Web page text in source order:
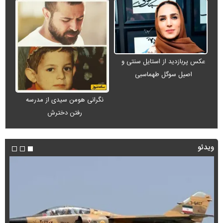
عکس پربازدید از استایل سنتی و
اصیل سوگل طهماسبی
نگرانی هومن سیدی از مدرسه
رفتن دخترش
ویدئو